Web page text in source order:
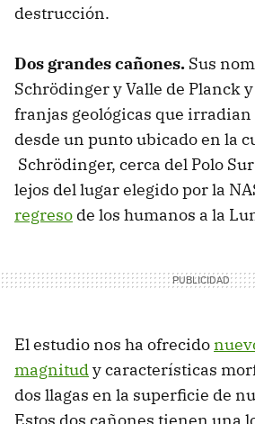
destrucción.
Dos grandes cañones. Sus
Schrödinger y Valle de Planck
franjas geológicas que
desde un punto ubicado en la
Schrödinger, cerca del Polo
lejos del lugar elegido por la
regreso de los humanos a la
El estudio nos ha ofrecido
magnitudy características
dos llagas en la superficie de